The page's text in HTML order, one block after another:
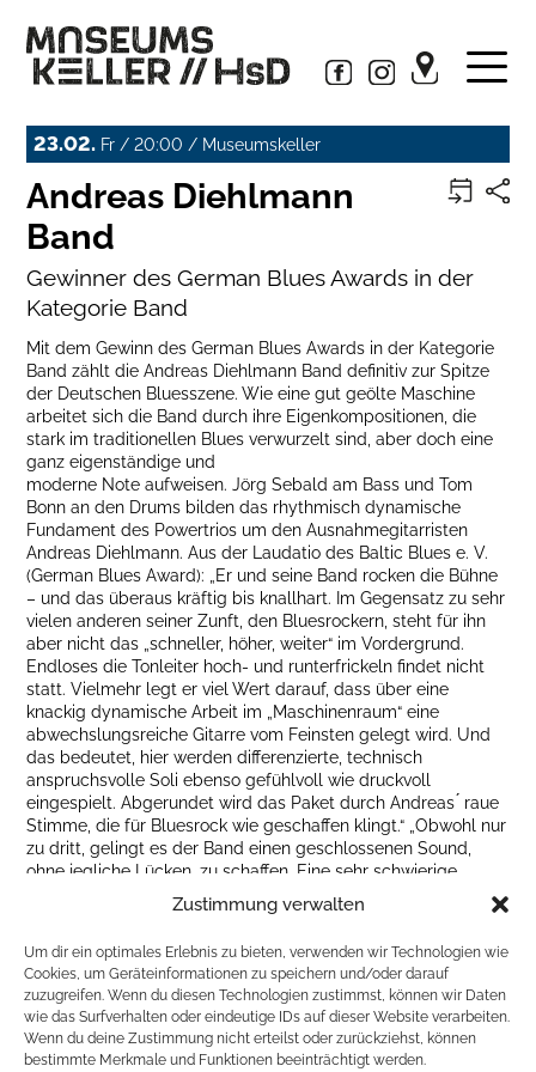
Zustimmung verwalten
Um dir ein optimales Erlebnis zu bieten, verwenden wir Technologien wie
Cookies, um Geräteinformationen zu speichern und/oder darauf
zuzugreifen. Wenn du diesen Technologien zustimmst, können wir Daten
wie das Surfverhalten oder eindeutige IDs auf dieser Website verarbeiten.
Wenn du deine Zustimmung nicht erteilst oder zurückziehst, können
bestimmte Merkmale und Funktionen beeinträchtigt werden.
23.02. Fr / 20:00 / Museumskeller
Andreas Diehlmann
Band
Gewinner des German Blues Awards in der
Kategorie Band
Mit dem Gewinn des German Blues Awards in der Kategorie
Band zählt die Andreas Diehlmann Band definitiv zur Spitze
der Deutschen Bluesszene. Wie eine gut geölte Maschine
arbeitet sich die Band durch ihre Eigenkompositionen, die
stark im traditionellen Blues verwurzelt sind, aber doch eine
ganz eigenständige und
moderne Note aufweisen. Jörg Sebald am Bass und Tom
Bonn an den Drums bilden das rhythmisch dynamische
Fundament des Powertrios um den Ausnahmegitarristen
Andreas Diehlmann. Aus der Laudatio des Baltic Blues e. V.
(German Blues Award): „Er und seine Band rocken die Bühne
– und das überaus kräftig bis knallhart. Im Gegensatz zu sehr
vielen anderen seiner Zunft, den Bluesrockern, steht für ihn
aber nicht das „schneller, höher, weiter“ im Vordergrund.
Endloses die Tonleiter hoch- und runterfrickeln findet nicht
statt. Vielmehr legt er viel Wert darauf, dass über eine
knackig dynamische Arbeit im „Maschinenraum“ eine
abwechslungsreiche Gitarre vom Feinsten gelegt wird. Und
das bedeutet, hier werden differenzierte, technisch
anspruchsvolle Soli ebenso gefühlvoll wie druckvoll
eingespielt. Abgerundet wird das Paket durch Andreas ́ raue
Stimme, die für Bluesrock wie geschaffen klingt.“ „Obwohl nur
zu dritt, gelingt es der Band einen geschlossenen Sound,
ohne jegliche Lücken, zu schaffen. Eine sehr schwierige
Kunst, die nur wenige deutsche Bands beherrschen. Wer auf
richtig gut gemachten Bluesrock steht, sollte sich diese Band
WEBSITE
Einlass 19:00